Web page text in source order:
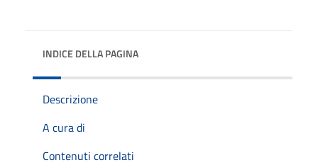
INDICE DELLA PAGINA
Descrizione
A cura di
Contenuti correlati